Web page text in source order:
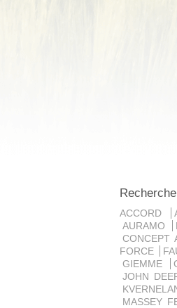
ACCORD
AURAMO
CONCEPT
FORCE
GIEMME
JOHN
MASSEY